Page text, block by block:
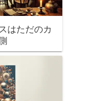
はただのカ